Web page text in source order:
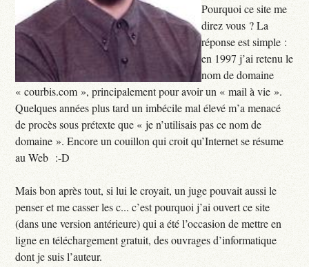
Pourquoi ce site me
direz vous ? La
réponse est simple :
en 1997 j’ai retenu le
nom de domaine
« courbis.com », principalement pour avoir un « mail à vie ».
Quelques années plus tard un imbécile mal élevé m’amenacé
de procès sous prétexte que « je n’utilisais pas ce nom de
domaine ». Encore un couillon qui croit qu’Internet se résume
au Web :-D
Mais bon après tout, si lui le croyait, un juge pouvait aussi le
penser et me casser les c... c’est pourquoi j’ai ouvert ce site
(dans une version antérieure) qui a été l’occasion de mettre en
ligne en téléchargement gratuit, des ouvrages d’informatique
dont je suis l’auteur.